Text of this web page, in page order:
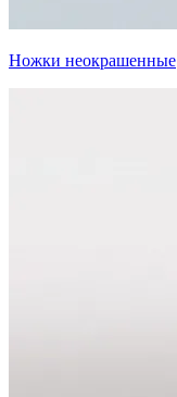
Ножки неокрашенные